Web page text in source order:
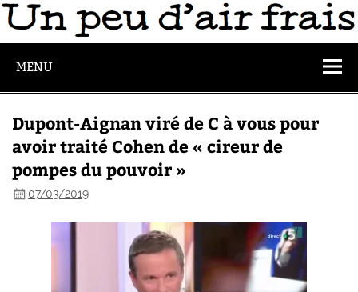
MENU
Dupont-Aignan viré de C à vous pour
avoir traité Cohen de « cireur de
pompes du pouvoir »
07/03/2019